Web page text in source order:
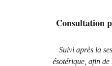
Consultation
Suivi après la
ésotérique, afin